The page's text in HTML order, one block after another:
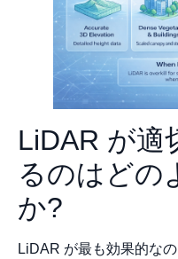
LiDAR が適
るのはどの
か?
LiDAR が最も効果的な